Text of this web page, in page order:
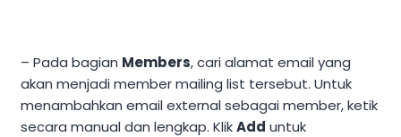
– Pada bagian Members, cari alamat email yang
akan menjadi member mailing list tersebut. Untuk
menambahkan email external sebagai member, ketik
secara manual dan lengkap. KlikAdd untuk